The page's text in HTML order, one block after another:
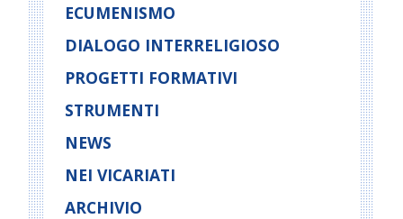
ECUMENISMO
DIALOGO INTERRELIGIOSO
PROGETTI FORMATIVI
STRUMENTI
NEWS
NEI VICARIATI
ARCHIVIO